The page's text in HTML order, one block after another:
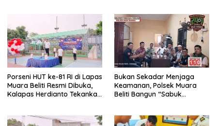
Porseni HUT ke-81 RI di Lapas
Muara Beliti Resmi Dibuka,
Kalapas Herdianto Tekankan
Bukan Sekadar Menjaga
Keamanan, Polsek Muara
Beliti Bangun “Sabuk